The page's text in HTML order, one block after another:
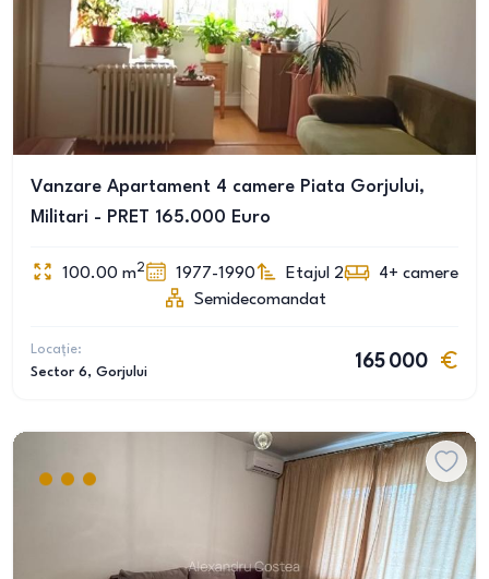
Vanzare Apartament 4 camere Piata Gorjului,
Militari - PRET 165.000 Euro
100.00 m2 1977-1990 Etajul 2 4+ camere
Semidecomandat
Locație:
Sector 6, Gorjului
165 000